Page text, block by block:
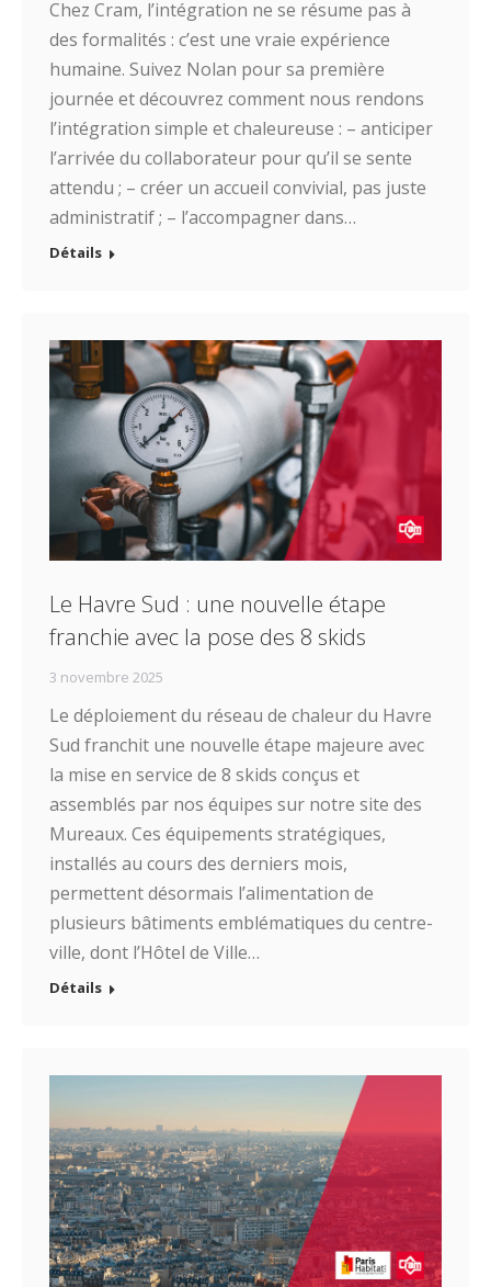
Chez Cram, l’intégration ne se résume pas à
des formalités : c’est une vraie expérience
humaine. Suivez Nolan pour sa première
journée et découvrez comment nous rendons
l’intégration simple et chaleureuse : – anticiper
l’arrivée du collaborateur pour qu’il se sente
attendu ; – créer un accueil convivial, pas juste
administratif ; – l’accompagner dans…
Détails
Le Havre Sud : une nouvelle étape
franchie avec la pose des 8 skids
3 novembre 2025
Le déploiement du réseau de chaleur du Havre
Sud franchit une nouvelle étape majeure avec
la mise en service de 8 skids conçus et
assemblés par nos équipes sur notre site des
Mureaux. Ces équipements stratégiques,
installés au cours des derniers mois,
permettent désormais l’alimentation de
plusieurs bâtiments emblématiques du centre-
ville, dont l’Hôtel de Ville…
Détails